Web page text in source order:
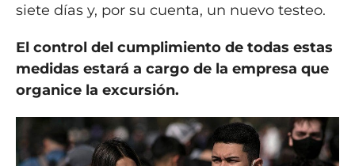
siete días y, por su cuenta, un nuevo testeo.
El control del cumplimiento de todas estas
medidas estará a cargo de la empresa que
organice la excursión.